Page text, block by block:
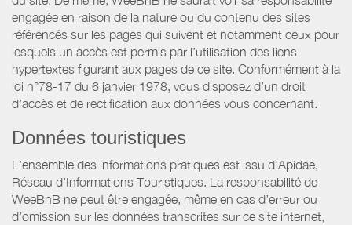
engagée en raison de la nature ou du contenu des sites
référencés sur les pages qui suivent et notamment ceux pour
lesquels un accès est permis par l’utilisation des liens
hypertextes figurant aux pages de ce site. Conformément à la
loi n°78-17 du 6 janvier 1978, vous disposez d’un droit
d’accès et de rectification aux données vous concernant.
Données touristiques
L’ensemble des informations pratiques est issu d’Apidae,
Réseau d’Informations Touristiques. La responsabilité de
WeeBnB ne peut être engagée, même en cas d’erreur ou
d’omission sur les données transcrites sur ce site internet,